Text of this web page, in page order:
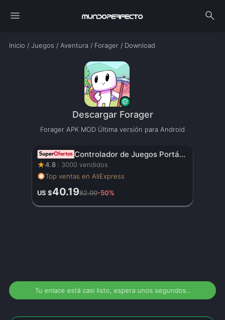
menu search
Inicio / Juegos / Aventura/ Forager/ Download
Descargar Forager
Forager APK MOD Última versión para Android
Controlador de Juegos Portátil Original con Pantalla HD de 3.5 Pulgadas, Batería Recargable – Regalo de Navidad Perfecto para Gamers
★4.8
3000 vendidos
Top ventas en AliExpress
US $40.1982.00-50%
Tu enlace está casi listo, espera unos segundos...